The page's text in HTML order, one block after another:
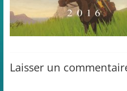
Laisser un